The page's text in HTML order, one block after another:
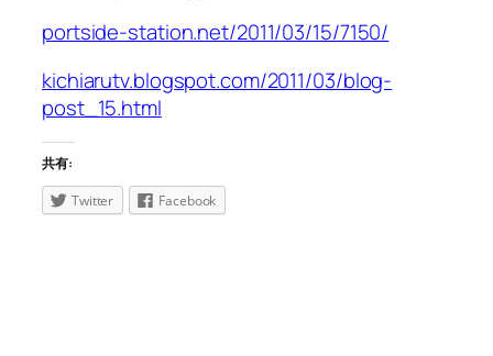
portside-station.net/2011/03/15/7150/
kichiarutv.blogspot.com/2011/03/blog-
post_15.html
共有:
Twitter
Facebook